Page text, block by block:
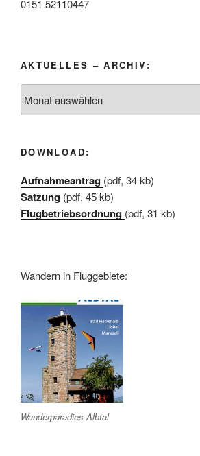
0151 52110447
AKTUELLES – ARCHIV:
–
DOWNLOAD:
Aufnahmeantrag (pdf, 34 kb)
Satzung (pdf, 45 kb)
Flugbetriebsordnung (pdf, 31 kb)
Wandern in Fluggebiete:
Wanderparadies Albtal